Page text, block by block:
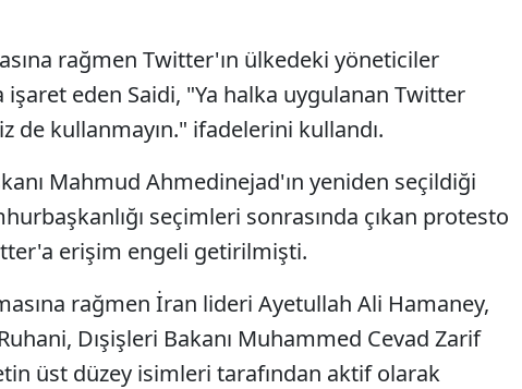
rağmen Twitter'ın ülkedeki yöneticiler
işaret eden Saidi, "Ya halka uygulanan Twitter
de kullanmayın." ifadelerini kullandı.
Mahmud Ahmedinejad'ın yeniden seçildiği
seçimleri sonrasında çıkan protesto
erişim engeli getirilmişti.
rağmen İran lideri Ayetullah Ali Hamaney,
Dışişleri Bakanı Muhammed Cevad Zarif
üst düzey isimleri tarafından aktif olarak